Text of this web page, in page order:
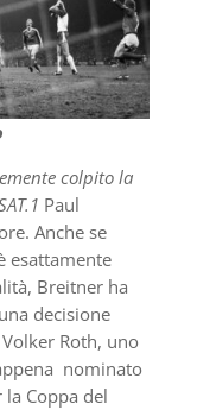
colpito la
Paul
Anche se
esattamente
Breitner ha
decisione
Roth, uno
nominato
la Coppa del